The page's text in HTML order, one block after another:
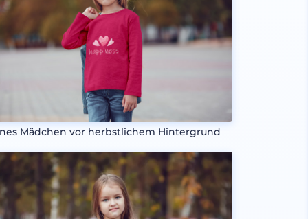
Mädchen vor herbstlichem Hintergrund